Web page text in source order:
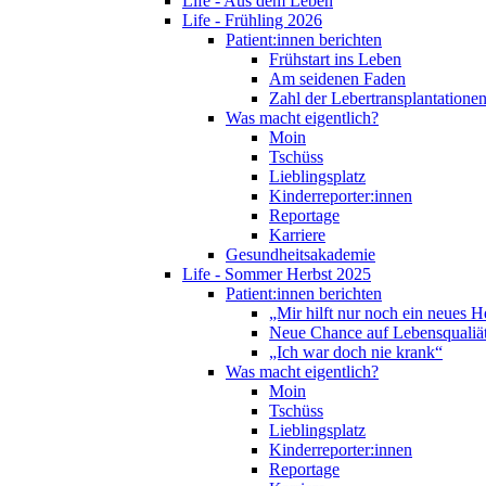
Life - Frühling 2026
Patient:innen berichten
Frühstart ins Leben
Am seidenen Faden
Zahl der
Was macht eigentlich?
Moin
Tschüss
Lieblingsplatz
Kinderreporter:innen
Reportage
Karriere
Gesundheitsakademie
Life - Sommer Herbst 2025
Patient:innen berichten
„Mir hilft nur noch ein neues
Neue Chance auf
„Ich war doch nie krank“
Was macht eigentlich?
Moin
Tschüss
Lieblingsplatz
Kinderreporter:innen
Reportage